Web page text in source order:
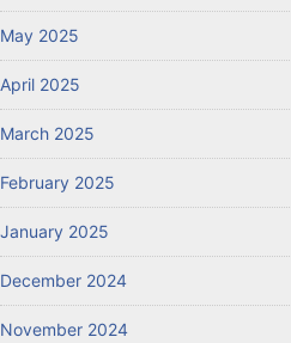
May 2025
April 2025
March 2025
February 2025
January 2025
December 2024
November 2024